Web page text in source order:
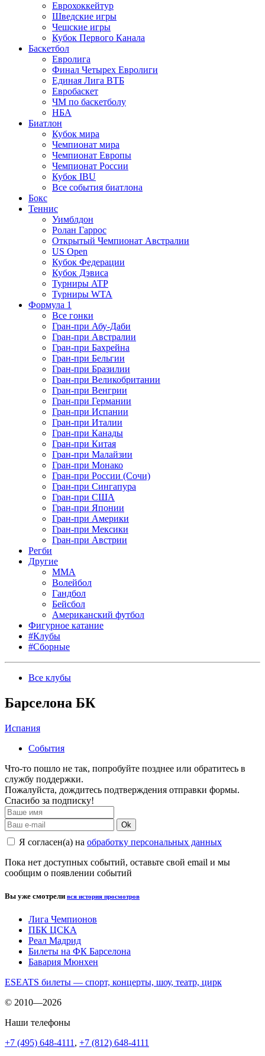
Еврохоккейтур
Шведские игры
Чешские игры
Кубок Первого Канала
Баскетбол
Евролига
Финал Четырех Евролиги
Единая Лига ВТБ
Евробаскет
ЧМ по баскетболу
НБА
Биатлон
Кубок мира
Чемпионат мира
Чемпионат Европы
Чемпионат России
Кубок IBU
Все события биатлона
Бокс
Теннис
Уимблдон
Ролан Гаррос
Открытый Чемпионат Австралии
US Open
Кубок Федерации
Кубок Дэвиса
Турниры ATP
Турниры WTA
Формула 1
Все гонки
Гран-при Абу-Даби
Гран-при Австралии
Гран-при Бахрейна
Гран-при Бельгии
Гран-при Бразилии
Гран-при Великобритании
Гран-при Венгрии
Гран-при Германии
Гран-при Испании
Гран-при Италии
Гран-при Канады
Гран-при Китая
Гран-при Малайзии
Гран-при Монако
Гран-при России (Сочи)
Гран-при Сингапура
Гран-при США
Гран-при Японии
Гран-при Америки
Гран-при Мексики
Гран-при Австрии
Регби
Другие
MMA
Волейбол
Гандбол
Бейсбол
Американский футбол
Фигурное катание
#Клубы
#Сборные
Все клубы
Барселона БК
Испания
События
Что-то пошло не так, попробуйте позднее или обратитесь в
службу поддержки.
Пожалуйста, дождитесь подтверждения отправки формы.
Спасибо за подписку!
Ok
Я согласен(а) на обработку персональных данных
Пока нет доступных событий, оставьте свой email и мы
сообщим о появлении событий
Вы уже смотрели вся история просмотров
Лига Чемпионов
ПБК ЦСКА
Реал Мадрид
Билеты на ФК Барселона
Бавария Мюнхен
ESEATS билеты — спорт, концерты, шоу, театр, цирк
© 2010—2026
Наши телефоны
+7 (495) 648-4111 , +7 (812) 648-4111